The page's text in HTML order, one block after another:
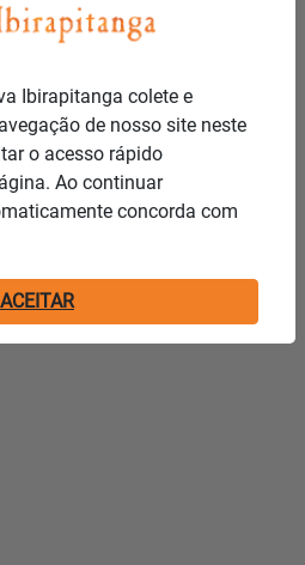
Ibirapitanga colete e
de nosso site neste
o acesso rápido
Ao continuar
concorda com
ACEITAR